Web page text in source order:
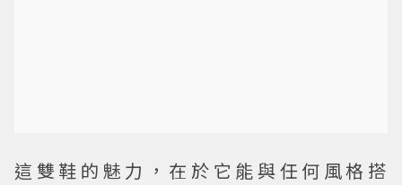
這雙鞋的魅力，在於它能與任何風格搭